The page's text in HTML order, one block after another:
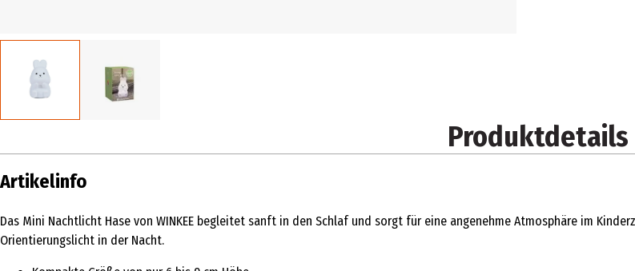
Produktdetails
Artikelinfo
Das Mini Nachtlicht Hase von WINKEE begleitet sanft in den Schlaf und sorgt für eine angenehme Atmosphäre im
Orientierungslicht in der Nacht.